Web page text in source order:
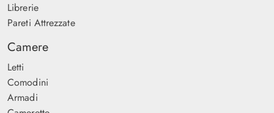
Librerie
Pareti Attrezzate
Camere
Letti
Comodini
Armadi